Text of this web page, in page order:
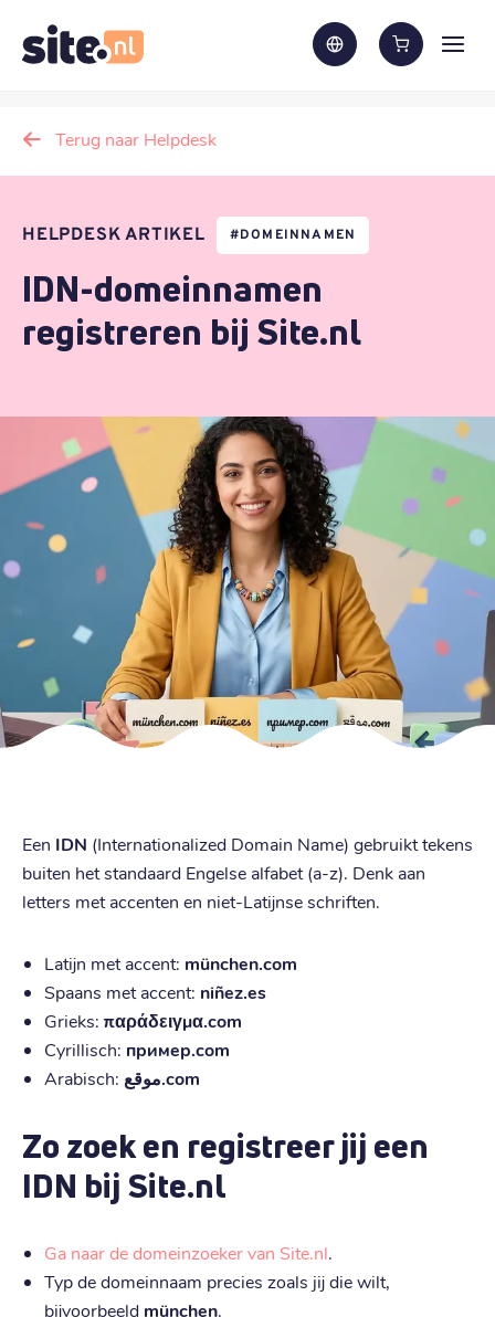
Terug naar Helpdesk
HELPDESK ARTIKEL #DOMEINNAMEN
IDN-domeinnamen
registreren bij Site.nl
Een IDN (Internationalized Domain Name) gebruikt tekens
buiten het standaard Engelse alfabet (a-z). Denk aan
letters met accenten en niet-Latijnse schriften.
Latijn met accent: münchen.com
Spaans met accent: niñez.es
Grieks: παράδειγμα.com
Cyrillisch: пример.com
Arabisch:
موقع.com
Zo zoek en registreer jij een
IDN bij Site.nl
Ga naar de domeinzoeker van Site.nl.
Typ de domeinnaam precies zoals jij die wilt,
bijvoorbeeld münchen.